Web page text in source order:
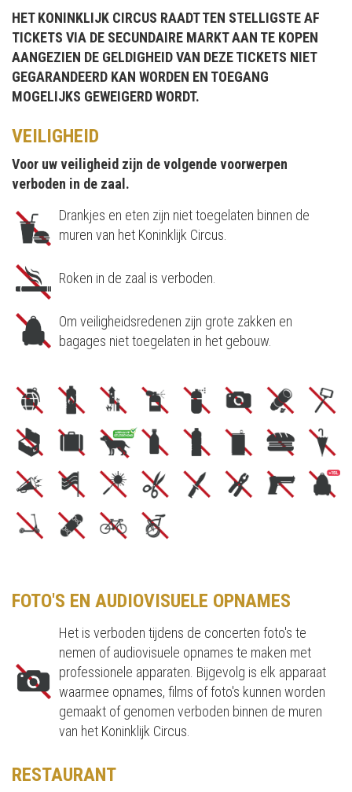
HET KONINKLIJK CIRCUS RAADT TEN STELLIGSTE AF
TICKETS VIA DE SECUNDAIRE MARKT AAN TE KOPEN
AANGEZIEN DE GELDIGHEID VAN DEZE TICKETS NIET
GEGARANDEERD KAN WORDEN EN TOEGANG
MOGELIJKS GEWEIGERD WORDT.
VEILIGHEID
Voor uw veiligheid zijn de volgende voorwerpen
verboden in de zaal.
Drankjes en eten zijn niet toegelaten binnen de
muren van het Koninklijk Circus.
Roken in de zaal is verboden.
Om veiligheidsredenen zijn grote zakken en
bagages niet toegelaten in het gebouw.
FOTO'S EN AUDIOVISUELE OPNAMES
Het is verboden tijdens de concerten foto's te
nemen of audiovisuele opnames te maken met
professionele apparaten. Bijgevolg is elk apparaat
waarmee opnames, films of foto's kunnen worden
gemaakt of genomen verboden binnen de muren
van het Koninklijk Circus.
RESTAURANT